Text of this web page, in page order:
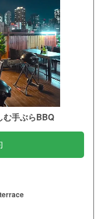
む手ぶらBBQ